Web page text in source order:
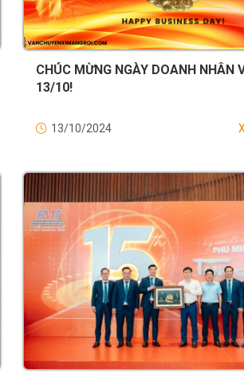
CHÚC MỪNG NGÀY DOANH NHÂN
13/10!
13/10/2024